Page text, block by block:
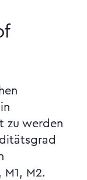
zu werden
M2.